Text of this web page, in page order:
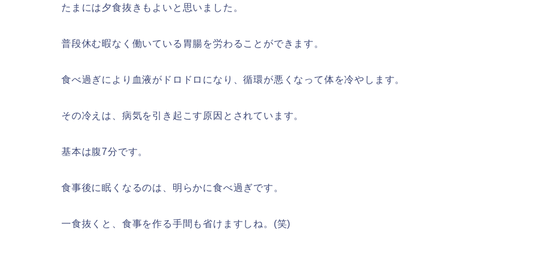
たまには夕食抜きもよいと思いました。
普段休む暇なく働いている胃腸を労わることができます。
食べ過ぎにより血液がドロドロになり、循環が悪くなって体を冷やします。
その冷えは、病気を引き起こす原因とされています。
基本は腹7分です。
食事後に眠くなるのは、明らかに食べ過ぎです。
一食抜くと、食事を作る手間も省けますしね。(笑)